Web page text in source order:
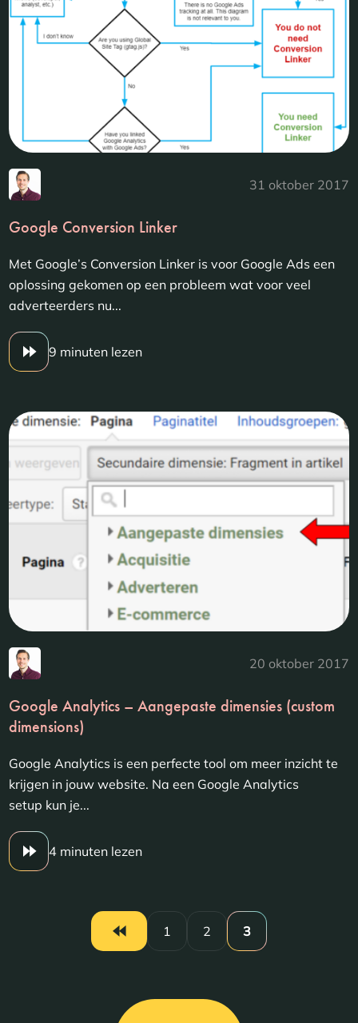
31 oktober 2017
Google Conversion Linker
Met Google’s Conversion Linker is voor Google Ads een
oplossing gekomen op een probleem wat voor veel
adverteerders nu...
9 minuten lezen
20 oktober 2017
Google Analytics – Aangepaste dimensies (custom
dimensions)
Google Analytics is een perfecte tool om meer inzicht te
krijgen in jouw website. Na een Google Analytics
setup kun je...
4 minuten lezen
1 2 3